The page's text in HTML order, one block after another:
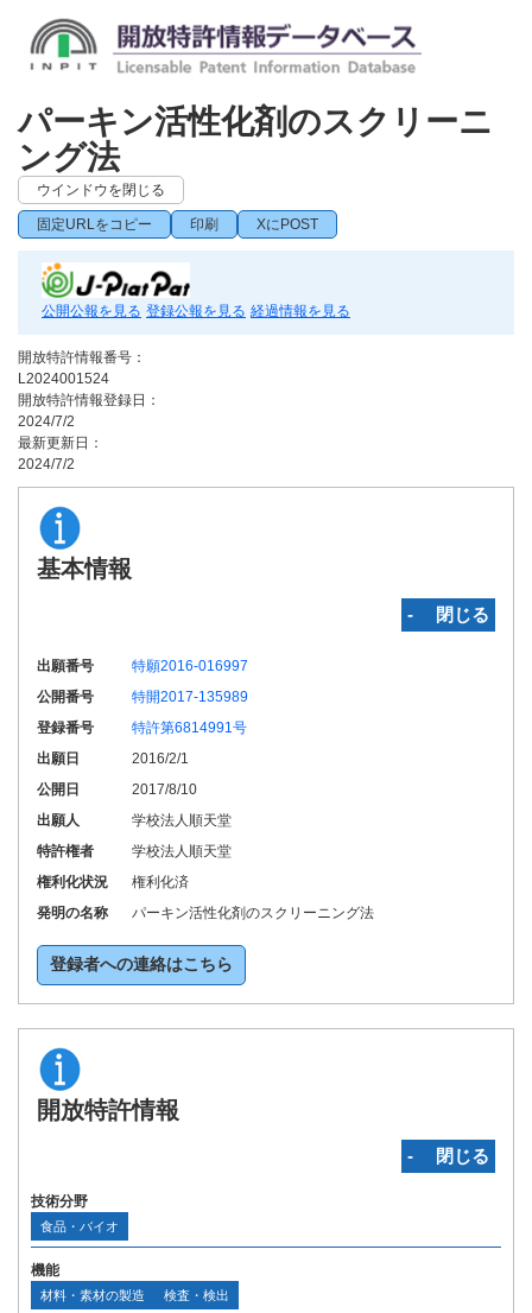
パーキン活性化剤のスクリーニ
ング法
ウインドウを閉じる
固定URLをコピー 印刷 XにPOST
公開公報を見る 登録公報を見る 経過情報を見る
開放特許情報番号：
L2024001524
開放特許情報登録日：
2024/7/2
最新更新日：
2024/7/2
基本情報
‐ 閉じる
出願番号
特願2016-016997
公開番号
特開2017-135989
登録番号
特許第6814991号
出願日
2016/2/1
公開日
2017/8/10
出願人
学校法人順天堂
特許権者
学校法人順天堂
権利化状況
権利化済
発明の名称
パーキン活性化剤のスクリーニング法
登録者への連絡はこちら
開放特許情報
‐ 閉じる
技術分野
食品・バイオ
機能
材料・素材の製造 検査・検出